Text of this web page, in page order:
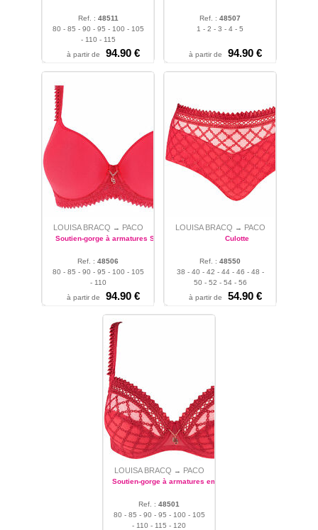
Ref. : 48511
80 - 85 - 90 - 95 - 100 - 105
- 110 - 115
à partir de
94.90 €
Ref. : 48507
1 - 2 - 3 - 4 - 5
à partir de 94.90 €
LOUISA BRACQ → PACO
Soutien-gorge à armatures Spacer
Ref. : 48506
80 - 85 - 90 - 95 - 100 - 105
- 110
à partir de
94.90 €
LOUISA BRACQ → PACO
Culotte
Ref. : 48550
38 - 40 - 42 - 44 - 46 - 48 -
50 - 52 - 54 - 56
à partir de
54.90 €
LOUISA BRACQ → PACO
Soutien-gorge à armatures emboîtant
Ref. : 48501
80 - 85 - 90 - 95 - 100 - 105
- 110 - 115 - 120